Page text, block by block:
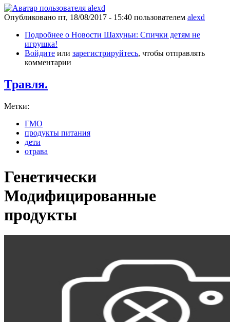
Опубликовано пт, 18/08/2017 - 15:40 пользователем alexd
Подробнее о Новости Шахуньи: Спички детям не
игрушка!
Войдите или зарегистрируйтесь, чтобы отправлять
комментарии
Травля.
Метки:
ГМО
продукты питания
дети
отрава
Генетически
Модифицированные
продукты